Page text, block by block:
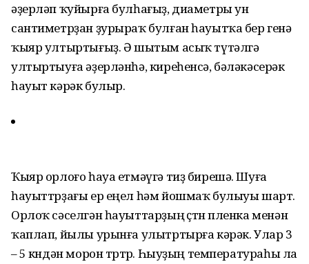
әҙерләп ҡуйырға булһағыҙ, диаметры ун
сантиметрҙан ҙурыраҡ булған һауытҡа бер генә
ҡыяр ултыртығыҙ. Ә шытым асыҡ түтәлгә
ултыртыуға әҙерләнһә, киреһенсә, бәләкәсерәк
һауыт кәрәк булыр.
Ҡыяр орлоғо һауа етмәүгә тиҙ бирешә. Шуға
һауыттрҙағы ер еңел һәм йошмаҡ булыуы шарт.
Орлоҡ сәселгән һауыттарҙың өҫтөн пленка менән
ҡаплап, йылы урынға улытртырға кәрәк. Улар 3
– 5 көндән морон төртөр. Һыуҙың температураһы ла